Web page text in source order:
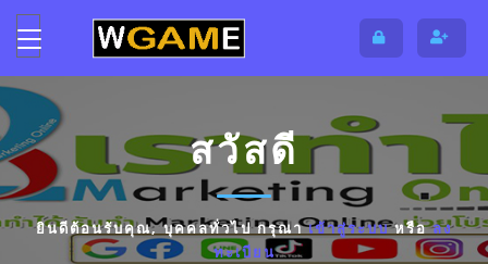
สวัสดี
ยินดีต้อนรับคุณ,บุคคลทั่วไปกรุณาเข้าสู่ระบบหรือลง
ทะเบียน